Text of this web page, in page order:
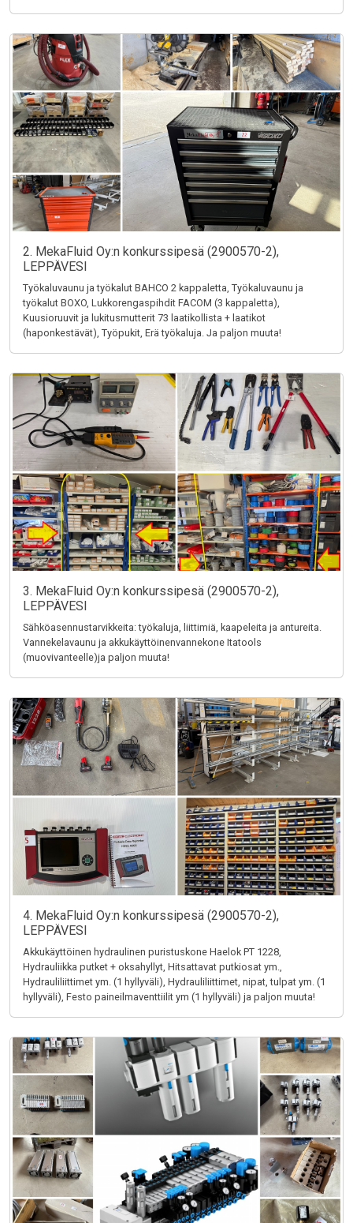
2. MekaFluid Oy:n konkurssipesä (2900570-2),
LEPPÄVESI
Työkaluvaunu ja työkalut BAHCO 2 kappaletta, Työkaluvaunu ja
työkalut BOXO, Lukkorengaspihdit FACOM (3 kappaletta),
Kuusioruuvit ja lukitusmutterit 73 laatikollista + laatikot
(haponkestävät), Työpukit, Erä työkaluja. Ja paljon muuta!
3. MekaFluid Oy:n konkurssipesä (2900570-2),
LEPPÄVESI
Sähköasennustarvikkeita: työkaluja, liittimiä, kaapeleita ja antureita.
Vannekelavaunu ja akkukäyttöinenvannekone Itatools
(muovivanteelle)ja paljon muuta!
4. MekaFluid Oy:n konkurssipesä (2900570-2),
LEPPÄVESI
Akkukäyttöinen hydraulinen puristuskone Haelok PT 1228,
Hydrauliikka putket + oksahyllyt, Hitsattavat putkiosat ym.,
Hydrauliliittimet ym. (1 hyllyväli), Hydrauliliittimet, nipat, tulpat ym. (1
hyllyväli), Festo paineilmaventtiilit ym (1 hyllyväli) ja paljon muuta!